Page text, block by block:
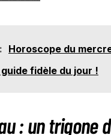
Horoscope du
fidèle du jour !
: un trigone